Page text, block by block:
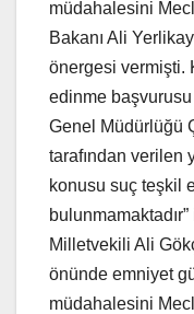
müdahalesini
Bakanı Ali
önergesi vermişti.
edinme
Genel Müdürlüğü
tarafından verilen
konusu suç teşkil
Milletvekili Ali
önünde emniyet
müdahalesini